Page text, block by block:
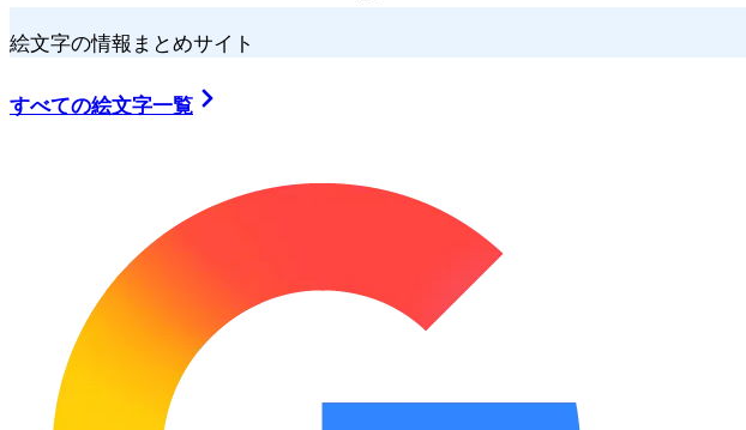
絵文字の情報まとめサイト
すべての絵文字一覧